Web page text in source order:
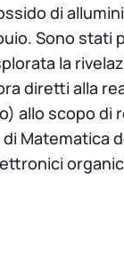
di
Sono stati
la
diretti alla
allo scopo
Matematica